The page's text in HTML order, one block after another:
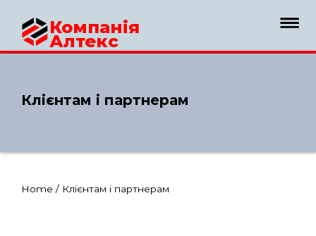
Компанія
Алтекс
Клієнтам і партнерам
Home / Клієнтам і партнерам